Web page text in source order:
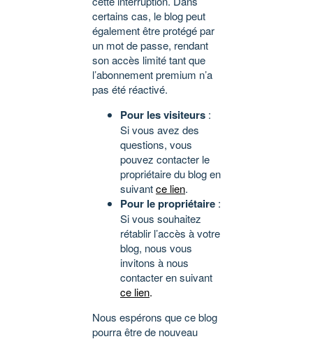
certains cas, le blog peut
également être protégé par
un mot de passe, rendant
son accès limité tant que
l’abonnement premium n’a
pas été réactivé.
Pour les visiteurs :
Si vous avez des
questions, vous
pouvez contacter le
propriétaire du blog en
suivantce lien.
Pour le propriétaire :
Si vous souhaitez
rétablir l’accès à votre
blog, nous vous
invitons à nous
contacter en suivant
ce lien.
Nous espérons que ce blog
pourra être de nouveau